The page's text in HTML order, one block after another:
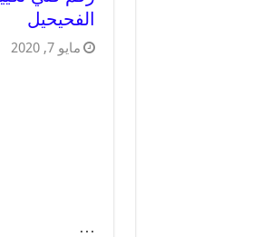
الفحيحيل
مايو 7, 2020
…